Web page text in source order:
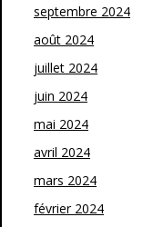
septembre 2024
août 2024
juillet 2024
juin 2024
mai 2024
avril 2024
mars 2024
février 2024